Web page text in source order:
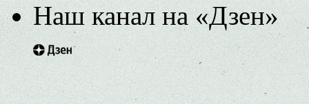
Наш канал на «Дзен»